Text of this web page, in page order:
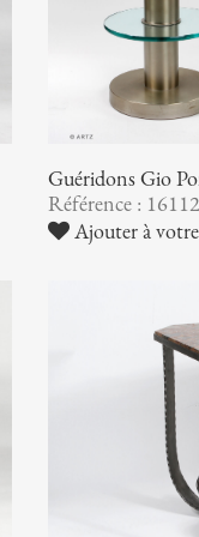
Guéridons Gio
Référence : 16112
Ajouter à